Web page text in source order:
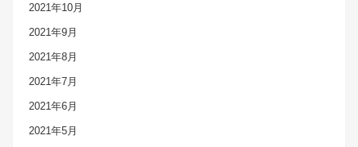
2021年10月
2021年9月
2021年8月
2021年7月
2021年6月
2021年5月